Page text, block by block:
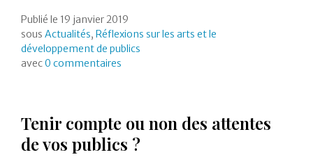
Publié le 19 janvier 2019
sous Actualités, Réflexions sur les arts et le
développement de publics
avec0 commentaires
Tenir compte ou non des attentes
de vos publics ?